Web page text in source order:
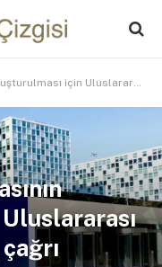
Ceza Mahkemesine çağrı